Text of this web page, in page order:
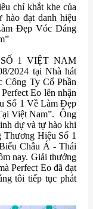
chí khắt khe của
hào đạt danh hiệu
Đẹp Vóc Dáng
1 VIỆT NAM
2024 tại Nhà hát
Công Ty Cổ Phần
Eo lên nhận
Số 1 Về Làm Đẹp
Việt Nam”. Ông
dự và tự hào khi
Thương Hiệu Số 1
Châu Á - Thái
nay. Giải thưởng
Perfect Eo đã đạt
tôi tiếp tục phát